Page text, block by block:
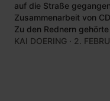
auf die Straße
Zusammenarbeit von
Zu den Rednern
KAI DOERING · 2.